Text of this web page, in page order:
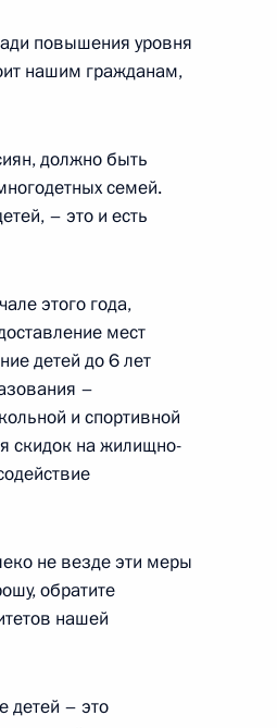
повышения уровня
нашим гражданам,
должно быть
семей.
– это и есть
этого года,
мест
детей до 6 лет
–
и спортивной
скидок на жилищно-
не везде эти меры
обратите
нашей
детей – это